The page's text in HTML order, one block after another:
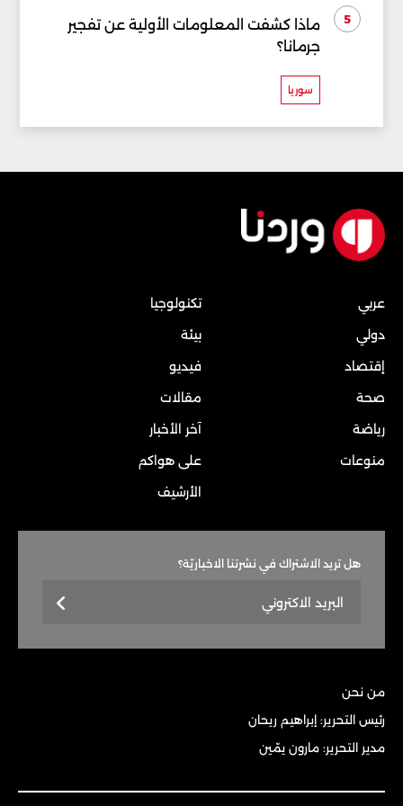
5
ماذا كشفت المعلومات الأولية عن تفجير
جرمانا؟
سوريا
عربي
دولي
إقتصاد
صحة
رياضة
منوعات
تكنولوجيا
بيئة
فيديو
مقالات
آخر الأخبار
على هواكم
الأرشيف
هل تريد الاشتراك في نشرتنا الاخباريّة؟
من نحن
رئيس التحرير: إبراهيم ريحان
مدير التحرير: مارون يمّين